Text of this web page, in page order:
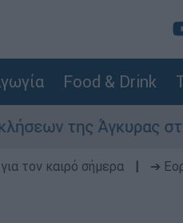
Food & Drink
της Άγκυρας στο
τον καιρό σήμερα
➔